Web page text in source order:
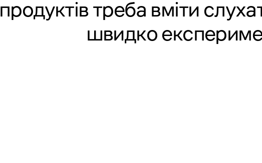
продуктів треба вміти
швидко